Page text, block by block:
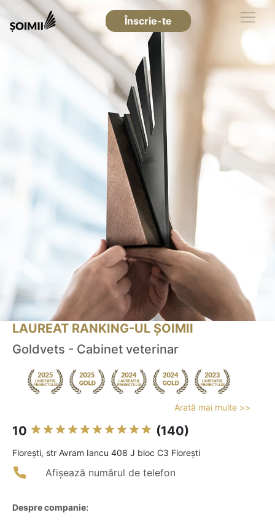
Înscrie-te
LAUREAT RANKING-UL ȘOIMII
Goldvets - Cabinet veterinar
Arată mai multe >>
10 (140)
Floreşti, str Avram Iancu 408 J bloc C3 Florești
Afișează numărul de telefon
Despre companie: